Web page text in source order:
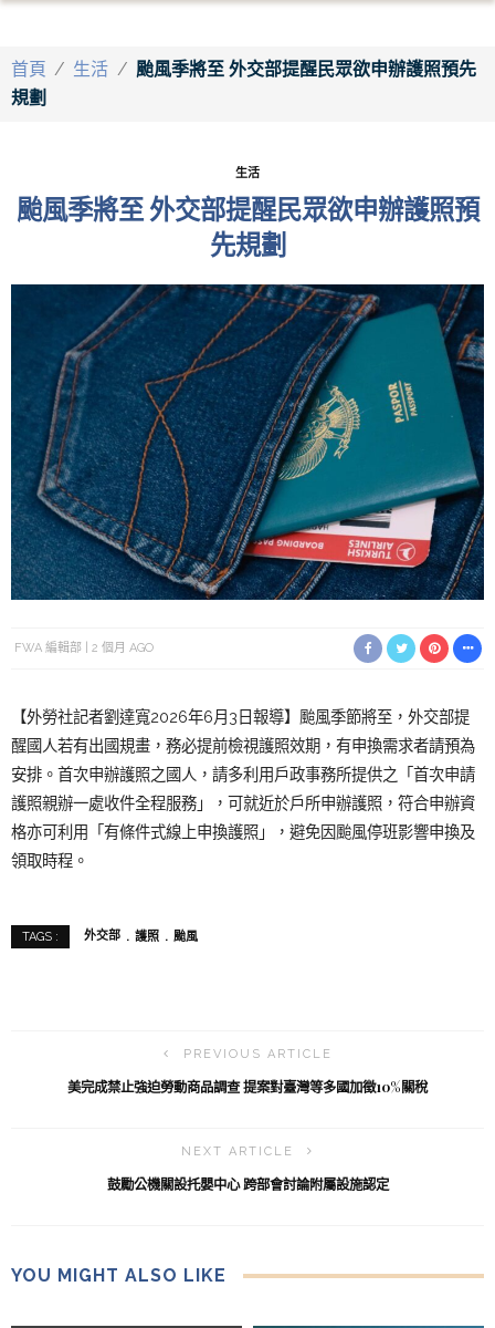
首頁 / 生活 / 颱風季將至 外交部提醒民眾欲申辦護照預先
規劃
生活
颱風季將至 外交部提醒民眾欲申辦護照預
先規劃
FWA 編輯部 2 個月 AGO
【外勞社記者劉達寬2026年6月3日報導】颱風季節將至，外交部提
醒國人若有出國規畫，務必提前檢視護照效期，有申換需求者請預為
安排。首次申辦護照之國人，請多利用戶政事務所提供之「首次申請
護照親辦一處收件全程服務」，可就近於戶所申辦護照，符合申辦資
格亦可利用「有條件式線上申換護照」，避免因颱風停班影響申換及
領取時程。
TAGS : 外交部 護照 颱風
PREVIOUS ARTICLE
美完成禁止強迫勞動商品調查 提案對臺灣等多國加徵10%關稅
NEXT ARTICLE
鼓勵公機關設托嬰中心 跨部會討論附屬設施認定
YOU MIGHT ALSO LIKE